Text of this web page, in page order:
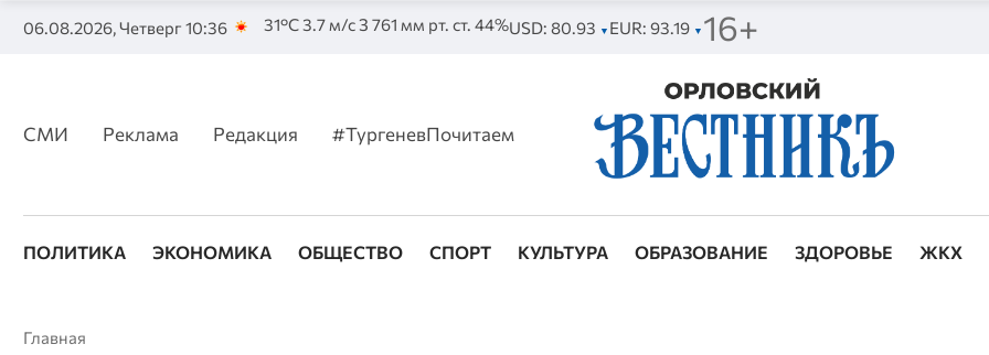
06.08.2026, Четверг 10:36 31°C 3.7 м/с З 761 мм рт. ст. 44%USD: 80.93 ▼ EUR: 93.19 ▼ 16+
СМИ Реклама Редакция #ТургеневПочитаем
ПОЛИТИКА ЭКОНОМИКА ОБЩЕСТВО СПОРТ КУЛЬТУРА ОБРАЗОВАНИЕ ЗДОРОВЬЕ ЖКХ
Главная